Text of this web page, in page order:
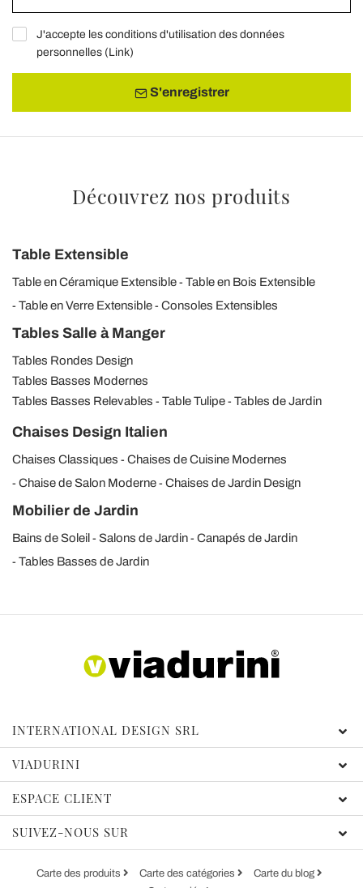
J'accepte les conditions d'utilisation des données
personnelles (Link)
S'enregistrer
Découvrez nos produits
Table Extensible
Table en Céramique Extensible
Table en Bois Extensible
Table en Verre Extensible
Consoles Extensibles
Tables Salle à Manger
Tables Rondes Design
Tables Basses Modernes
Tables Basses Relevables
Table Tulipe Tables de Jardin
Chaises Design Italien
Chaises Classiques
Chaises de Cuisine Modernes
Chaise de Salon Moderne
Chaises de Jardin Design
Mobilier de Jardin
Bains de Soleil Salons de Jardin
Canapés de Jardin
Tables Basses de Jardin
INTERNATIONAL DESIGN SRL
VIADURINI
ESPACE CLIENT
SUIVEZ-NOUS SUR
Carte des produits Carte des catégories
Carte du blog